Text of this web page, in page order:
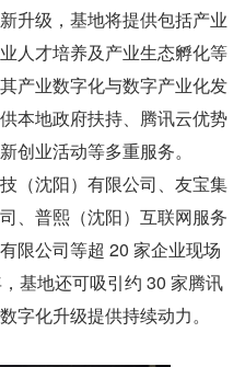
升级，基地将提供包括产业
人才培养及产业生态孵化等
产业数字化与数字产业化发
本地政府扶持、腾讯云优势
创业活动等多重服务。
（沈阳）有限公司、友宝集
、普熙（沈阳）互联网服务
限公司等超 20 家企业现场
基地还可吸引约 30 家腾讯
字化升级提供持续动力。